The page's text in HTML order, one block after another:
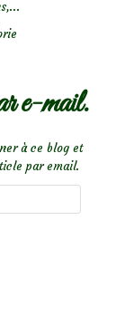
e-mail.
à ce blog et
par email.